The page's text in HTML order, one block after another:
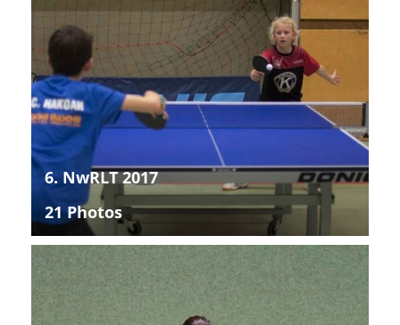
6. NwRLT 2017
21 Photos